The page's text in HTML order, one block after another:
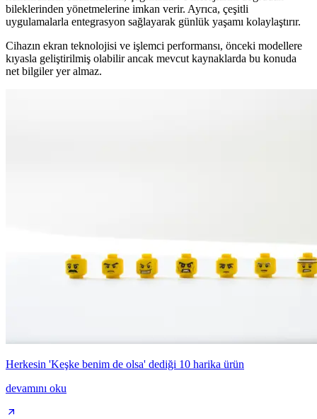
bileklerinden yönetmelerine imkan verir. Ayrıca, çeşitli
uygulamalarla entegrasyon sağlayarak günlük yaşamı kolaylaştırır.
Cihazın ekran teknolojisi ve işlemci performansı, önceki modellere
kıyasla geliştirilmiş olabilir ancak mevcut kaynaklarda bu konuda
net bilgiler yer almaz.
Herkesin 'Keşke benim de olsa' dediği 10 harika ürün
devamını oku